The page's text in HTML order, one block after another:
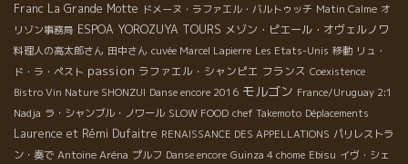
Franc La Grande Motte ドメーヌ・ラファエル・バルトゥッチ Matin Calme オ
リゾン事務局 ESPOA YOROZUYA TOURS メゾン・ピエール・オヴェルノワ
料理人の高太郎さん 田中さん cuvée Marcel Lapierre Les Etats-Unis 移動 リュ・
ド・ラ・ペスト passion ラファエル・シャンピエ フランス Coexistence
Bistro Vin Nature SHONZUI Danse encore 2016 モルゴン France/Uruguay 2:1
Nadja ラ・シャンブル・ノワール SLOW FOOD chef Takemoto Déplacements
Laurence et Rémi Dufaitre RENAISSANCE DES APPELLATIONS パリレストラ
ン・奏で Antoine Aréna プルフ Danse encore Guinza 4 chome Ebisu イヴ・シェ